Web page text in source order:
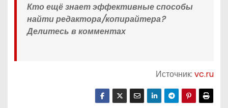
Кто ещё знает эффективные способы
найти редактора/копирайтера?
Делитесь в комментах
Источник:vc.ru